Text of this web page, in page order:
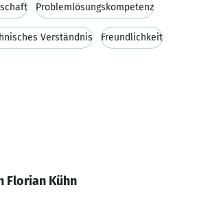
Problemlösungskompetenz
Verständnis Freundlichkeit
Florian Kühn